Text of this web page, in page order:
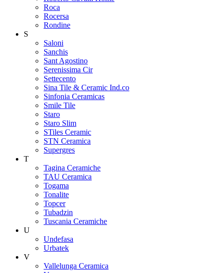
Roca
Rocersa
Rondine
S
Saloni
Sanchis
Sant Agostino
Serenissima Cir
Settecento
Sina Tile & Ceramic Ind.co
Sinfonia Ceramicas
Smile Tile
Staro
Staro Slim
STiles Ceramic
STN Ceramica
Supergres
T
Tagina Ceramiche
TAU Ceramica
Togama
Tonalite
Topcer
Tubadzin
Tuscania Ceramiche
U
Undefasa
Urbatek
V
Vallelunga Ceramica